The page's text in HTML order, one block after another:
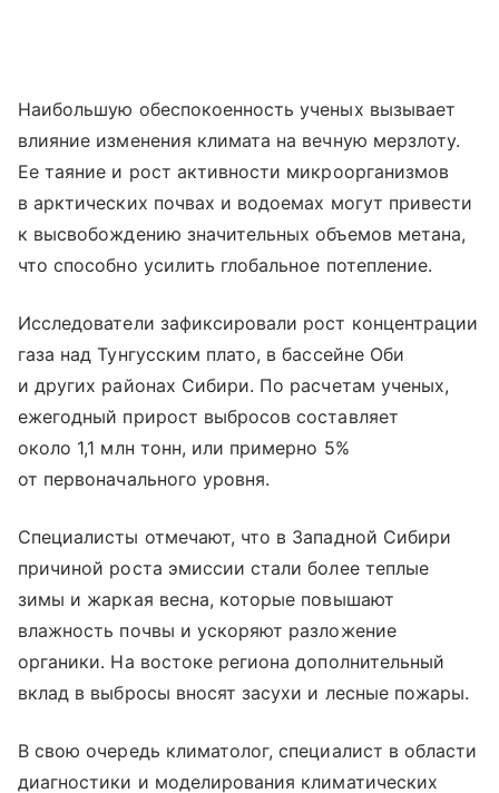
Наибольшую обеспокоенность ученых вызывает
влияние изменения климата на вечную мерзлоту.
Ее таяние и рост активности микроорганизмов
в арктических почвах и водоемах могут привести
к высвобождению значительных объемов метана,
что способно усилить глобальное потепление.
Исследователи зафиксировали рост концентрации
газа над Тунгусским плато, в бассейне Оби
и других районах Сибири. По расчетам ученых,
ежегодный прирост выбросов составляет
около 1,1 млн тонн, или примерно 5%
от первоначального уровня.
Специалисты отмечают, что в Западной Сибири
причиной роста эмиссии стали более теплые
зимы и жаркая весна, которые повышают
влажность почвы и ускоряют разложение
органики. На востоке региона дополнительный
вклад в выбросы вносят засухи и лесные пожары.
В свою очередь климатолог, специалист в области
диагностики и моделирования климатических